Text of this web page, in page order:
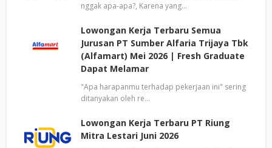
nggak apa-apa?, Karena yang…
Lowongan Kerja Terbaru Semua
Jurusan PT Sumber Alfaria Trijaya Tbk
(Alfamart) Mei 2026 | Fresh Graduate
Dapat Melamar
"Apa harapanmu terhadap pekerjaan ini" sering
ditanyakan oleh re…
Lowongan Kerja Terbaru PT Riung
Mitra Lestari Juni 2026